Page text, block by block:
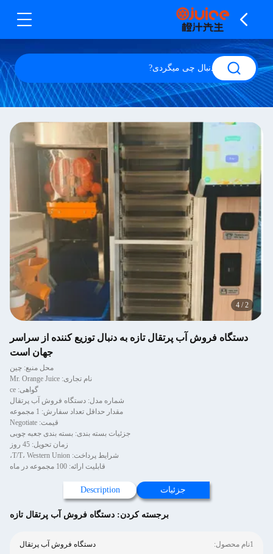
2
/
4
دستگاه فروش آب پرتقال تازه به دنبال توزیع کننده از سراسر
جهان است
محل منبع: چین
نام تجاری: Mr. Orange Juice
گواهی: ce
شماره مدل: دستگاه فروش آب پرتقال
مقدار حداقل تعداد سفارش: 1 مجموعه
قیمت: Negotiate
جزئیات بسته بندی: بسته بندی جعبه چوبی
زمان تحویل: 45 روز
شرایط پرداخت: T/T، Western Union،
قابلیت ارائه: 100 مجموعه در ماه
جزئیات Description
برجسته کردن: دستگاه فروش آب پرتقال تازه
1نام محصول: دستگاه فروش آب پرتقال